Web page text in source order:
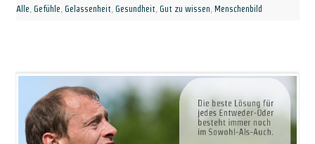
Alle, Gefühle, Gelassenheit, Gesundheit, Gut zu wissen, Menschenbild